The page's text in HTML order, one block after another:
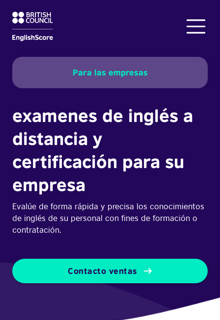
Para las empresas
examenes de inglés a
distancia y
certificación para su
empresa
Evalúe de forma rápida y precisa los conocimientos
de inglés de su personal con fines de formación o
contratación.
Contacto ventas